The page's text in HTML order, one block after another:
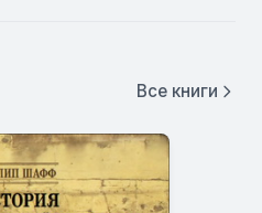
Все книги